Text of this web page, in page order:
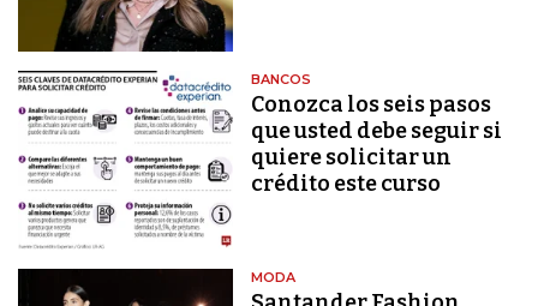
BANCOS
Conozca los seis pasos
que usted debe seguir si
quiere solicitar un
crédito este curso
MODA